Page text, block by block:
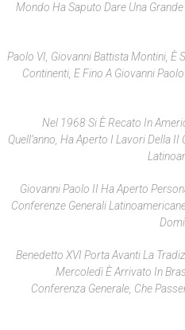
Mondo Ha Saputo Dare Una
Paolo VI, Giovanni Battista Montini, È
Continenti, E Fino A Giovanni
Nel 1968 Si È Recato In
Quell’anno, Ha Aperto I Lavori Della
Giovanni Paolo II Ha Aperto
Conferenze Generali
Benedetto XVI Porta Avanti La
Mercoledì È Arrivato In
Conferenza Generale, Che